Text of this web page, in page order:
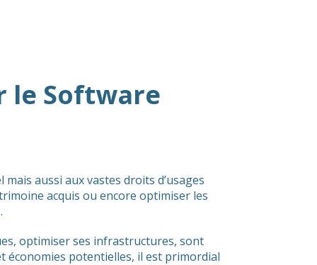
le Software
aussi aux vastes droits d’usages
acquis ou encore optimiser les
optimiser ses infrastructures, sont
économies potentielles, il est primordial